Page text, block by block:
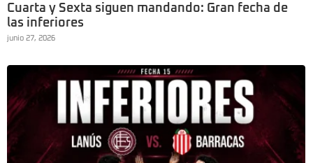
Cuarta y Sexta siguen mandando: Gran fecha de
las inferiores
junio 27, 2026